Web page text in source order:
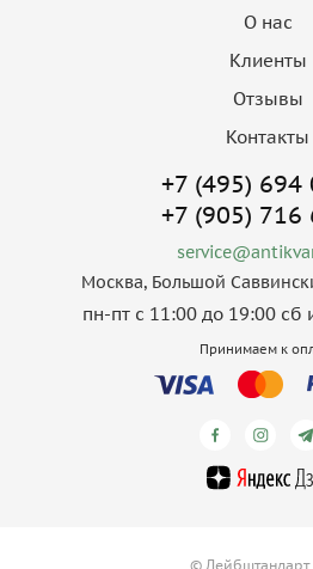
О нас
Клиенты
Отзывы
Контакты
+7 (495) 694
+7 (905) 716
Москва, Большой
пн-пт с 11:00 до 19:00 сб
Принимаем к
© Лейбштандарт